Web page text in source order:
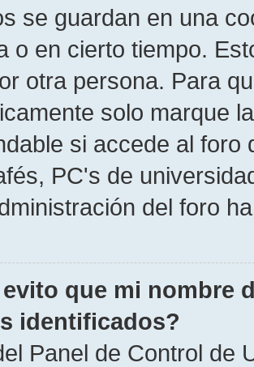
se guardan en una
o en cierto tiempo.
otra persona. Para
solo marque
si accede al foro
PC's de
del foro
que mi nombre
identificados?
Panel de Control de